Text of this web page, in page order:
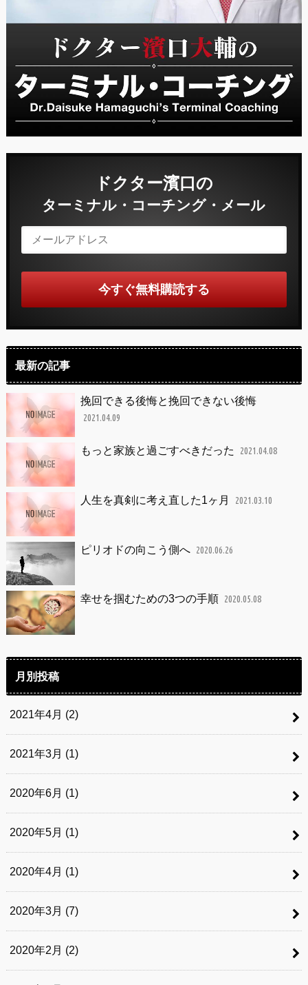
ドクター濱口の
ターミナル・コーチング・メール
最新の記事
挽回できる後悔と挽回できない後悔
2021.04.09
もっと家族と過ごすべきだった 2021.04.08
人生を真剣に考え直した1ヶ月 2021.03.10
ピリオドの向こう側へ 2020.06.26
幸せを掴むための3つの手順 2020.05.08
月別投稿
2021年4月 (2)
2021年3月 (1)
2020年6月 (1)
2020年5月 (1)
2020年4月 (1)
2020年3月 (7)
2020年2月 (2)